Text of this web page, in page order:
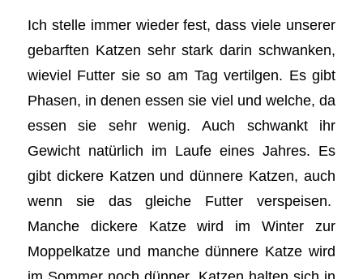
Ich stelle immer wieder fest, dass viele unserer
gebarften Katzen sehr stark darin schwanken,
wieviel Futter sie so am Tag vertilgen. Es gibt
Phasen, in denen essen sie viel und welche, da
essen sie sehr wenig. Auch schwankt ihr
Gewicht natürlich im Laufe eines Jahres. Es
gibt dickere Katzen und dünnere Katzen, auch
wenn sie das gleiche Futter verspeisen.
Manche dickere Katze wird im Winter zur
Moppelkatze und manche dünnere Katze wird